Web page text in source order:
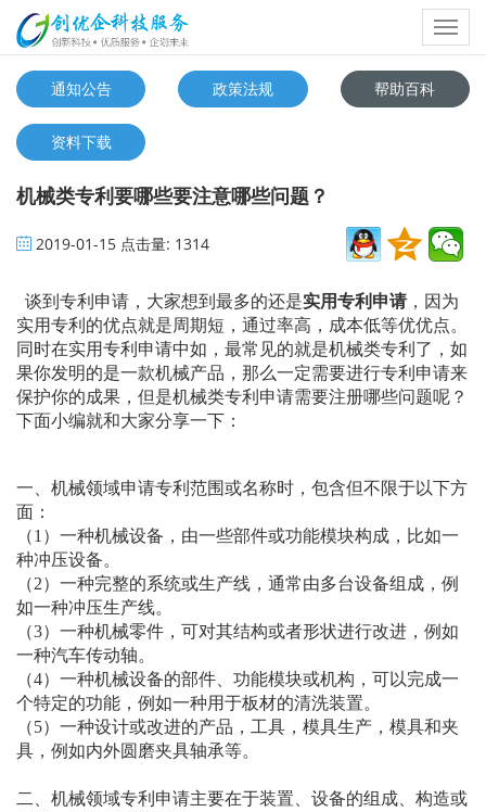
通知公告
政策法规 帮助百科
资料下载
机械类专利要哪些要注意哪些问题？
2019-01-15 点击量: 1314
谈到专利申请，大家想到最多的还是实用专利申请，因为
实用专利的优点就是周期短，通过率高，成本低等优优点。
同时在实用专利申请中如，最常见的就是机械类专利了，如
果你发明的是一款机械产品，那么一定需要进行专利申请来
保护你的成果，但是机械类专利申请需要注册哪些问题呢？
下面小编就和大家分享一下：
一、机械领域申请专利范围或名称时，包含但不限于以下方
面：
（1）一种机械设备，由一些部件或功能模块构成，比如一
种冲压设备。
（2）一种完整的系统或生产线，通常由多台设备组成，例
如一种冲压生产线。
（3）一种机械零件，可对其结构或者形状进行改进，例如
一种汽车传动轴。
（4）一种机械设备的部件、功能模块或机构，可以完成一
个特定的功能，例如一种用于板材的清洗装置。
（5）一种设计或改进的产品，工具，模具生产，模具和夹
具，例如内外圆磨夹具轴承等。
二、机械领域专利申请主要在于装置、设备的组成、构造或